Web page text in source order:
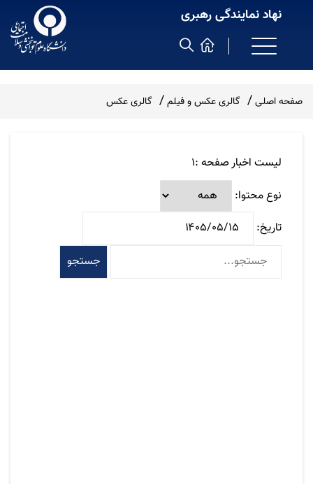
نهاد نمایندگی رهبری
صفحه اصلی گالری عکس و فیلم گالری عکس
لیست اخبار صفحه :1
نوع محتوا:
تاریخ:
جستجو